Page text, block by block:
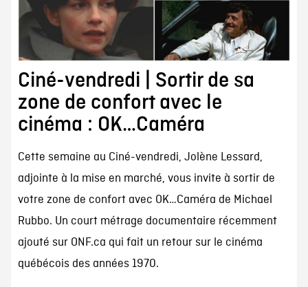
Ciné-vendredi | Sortir de sa
zone de confort avec le
cinéma : OK…Caméra
Cette semaine au Ciné-vendredi, Jolène Lessard,
adjointe à la mise en marché, vous invite à sortir de
votre zone de confort avec OK…Caméra de Michael
Rubbo. Un court métrage documentaire récemment
ajouté sur ONF.ca qui fait un retour sur le cinéma
québécois des années 1970.